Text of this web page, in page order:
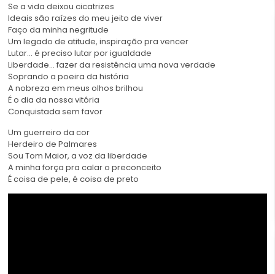
Se a vida deixou cicatrizes
Ideais são raízes do meu jeito de viver
Faço da minha negritude
Um legado de atitude, inspiração pra vencer
Lutar… é preciso lutar por igualdade
Liberdade… fazer da resistência uma nova verdade
Soprando a poeira da história
A nobreza em meus olhos brilhou
É o dia da nossa vitória
Conquistada sem favor
Um guerreiro da cor
Herdeiro de Palmares
Sou Tom Maior, a voz da liberdade
A minha força pra calar o preconceito
É coisa de pele, é coisa de preto